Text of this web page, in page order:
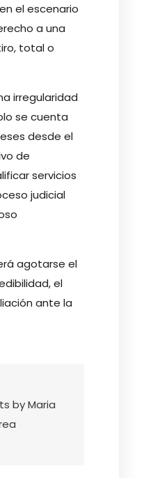
el escenario
a una
total o
irregularidad
se cuenta
desde el
de
servicios
judicial
agotarse el
el
ante la
by Maria